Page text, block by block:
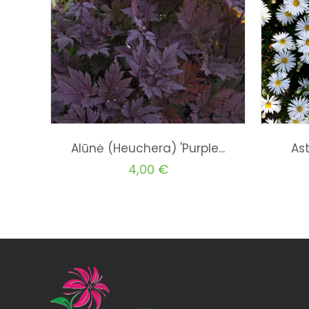
Alūnė (Heuchera) 'Purple...
4,00 €